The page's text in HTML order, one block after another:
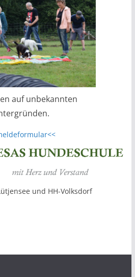
auf unbekannten
und HH-Volksdorf